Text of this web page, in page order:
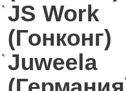
JS Work
(Гонконг)
Juweela